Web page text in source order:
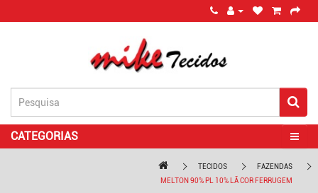
CATEGORIAS
TECIDOS
FAZENDAS
MELTON 90% PL 10% LÃ COR FERRUGEM